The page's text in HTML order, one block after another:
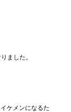
ました。
ケメンになるた